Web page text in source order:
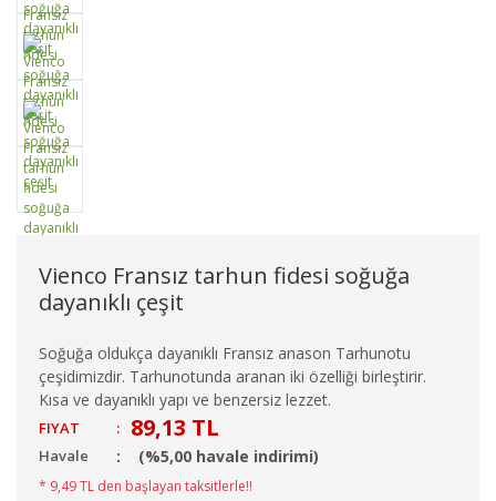
Vienco Fransız tarhun fidesi soğuğa
dayanıklı çeşit
Soğuğa oldukça dayanıklı Fransız anason Tarhunotu
çeşidimizdir. Tarhunotunda aranan iki özelliği birleştirir.
Kısa ve dayanıklı yapı ve benzersiz lezzet.
FIYAT : 89,13 TL
Havale (%5,00 havale indirimi)
* 9,49 TL den başlayan taksitlerle!!